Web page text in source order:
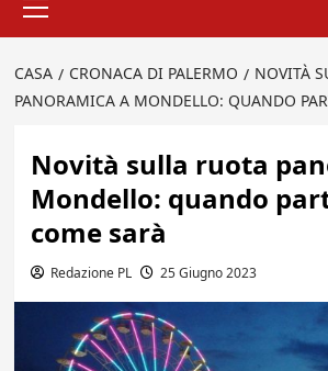
principale
CASA CRONACA DI PALERMO
NOVITÀ
PANORAMICA A MONDELLO: QUANDO
Novità sulla ruota
Mondello: quando
come sarà
Redazione PL 25 Giugno 2023